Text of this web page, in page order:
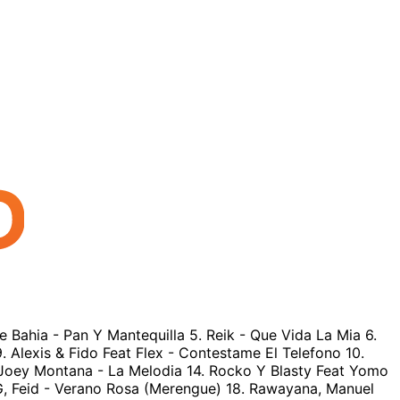
- Pan Y Mantequilla 5. Reik - Que Vida La Mia 6.
& Fido Feat Flex - Contestame El Telefono 10.
Montana - La Melodia 14. Rocko Y Blasty Feat Yomo
- Verano Rosa (Merengue) 18. Rawayana, Manuel